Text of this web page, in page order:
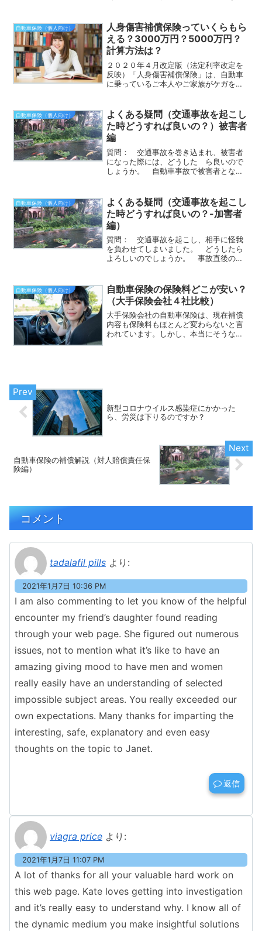
スを提供する「ドライブレコーダー特
約」について、比較・分析し...
自動車保険（個人向け）
人身傷害補償保険っていくらもら
える？3000万円？5000万円？
計算方法は？
２０２０年４月改定版（法定利率改定を
反映）「人身傷害補償保険」は、自動車
に乗っているご本人やご家族がケガをし
は、「実損害払い」になっている点で
す。つまり、実際に被った損害...
自動車保険（個人向け）
よくある疑問（交通事故を起こし
た時どうすれば良いの？）被害者
編
質問： 交通事故を巻き込まれ、被害者
になった際には、どうした ら良いので
しょうか。 自動車事故で被害者となる
知でしょうか。実は簡単に以下の３つの
ケースしかありません。ち...
自動車保険（個人向け）
よくある疑問（交通事故を起こし
た時どうすれば良いの？-加害者
編）
質問： 交通事故を起こし、相手に怪我
を負わせてしまいました。 どうしたら
よろしいのでしょうか。 事故直後の対
した上で、相手方に負傷者がいないかの
確認をします。負傷者がい...
自動車保険（個人向け）
自動車保険の保険料どこが安い？
（大手保険会社４社比較）
大手保険会社の自動車保険は、現在補償
内容も保険料もほとんど変わらないと言
われています。しかし、本当にそうなの
新型コロナウイルス感染症にかかった
ら、労災は下りるのですか？
自動車保険の補償解説（対人賠償責任保
険編）
コメント
tadalafil pills より:
2021年1月7日 10:36 PM
I am also commenting to let you know of the helpful
encounter my friend’s daughter found reading
through your web page. She figured out numerous
issues, not to mention what it’s like to have an
amazing giving mood to have men and women
really easily have an understanding of selected
impossible subject areas. You really exceeded our
own expectations. Many thanks for imparting the
interesting, safe, explanatory and even easy
thoughts on the topic to Janet.
返信
viagra price より:
2021年1月7日 11:07 PM
A lot of thanks for all your valuable hard work on
this web page. Kate loves getting into investigation
and it’s really easy to understand why. I know all of
the dynamic medium you make insightful solutions